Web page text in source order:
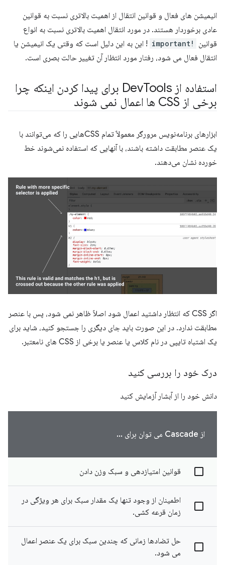
انیمیشن های فعال و قوانین انتقال از اهمیت بالاتری نسبت به قوانین
عادی برخوردار هستند. در مورد انتقال اهمیت بالاتری نسبت به انواع
قوانین
!important
! این به این دلیل است که وقتی یک انیمیشن یا
انتقال فعال می شود، رفتار مورد انتظار آن تغییر حالت بصری است.
استفاده از Dev
Tools برای پیدا کردن اینکه چرا
برخی از CSS ها اعمال نمی شوند
ابزارهای برنامه‌نویس مرورگر معمولاً تمام CSSهایی را که می‌توانند با
یک عنصر مطابقت داشته باشند، با آنهایی که استفاده نمی‌شوند خط
خورده نشان می‌دهند.
اگر CSS که انتظار داشتید اعمال شود اصلاً ظاهر نمی شود، پس با عنصر
مطابقت ندارد. در این صورت باید جای دیگری را جستجو کنید، شاید برای
یک اشتباه تایپی در نام کلاس یا عنصر یا برخی از CSS های نامعتبر.
درک خود را بررسی کنید
دانش خود را از آبشار آزمایش کنید
از Cascade می توان برای ...
قوانین امتیازدهی و سبک وزن دادن
اطمینان از وجود تنها یک مقدار سبک برای هر ویژگی در
زمان قرعه کشی.
حل تضادها زمانی که چندین سبک برای یک عنصر اعمال
می شود.